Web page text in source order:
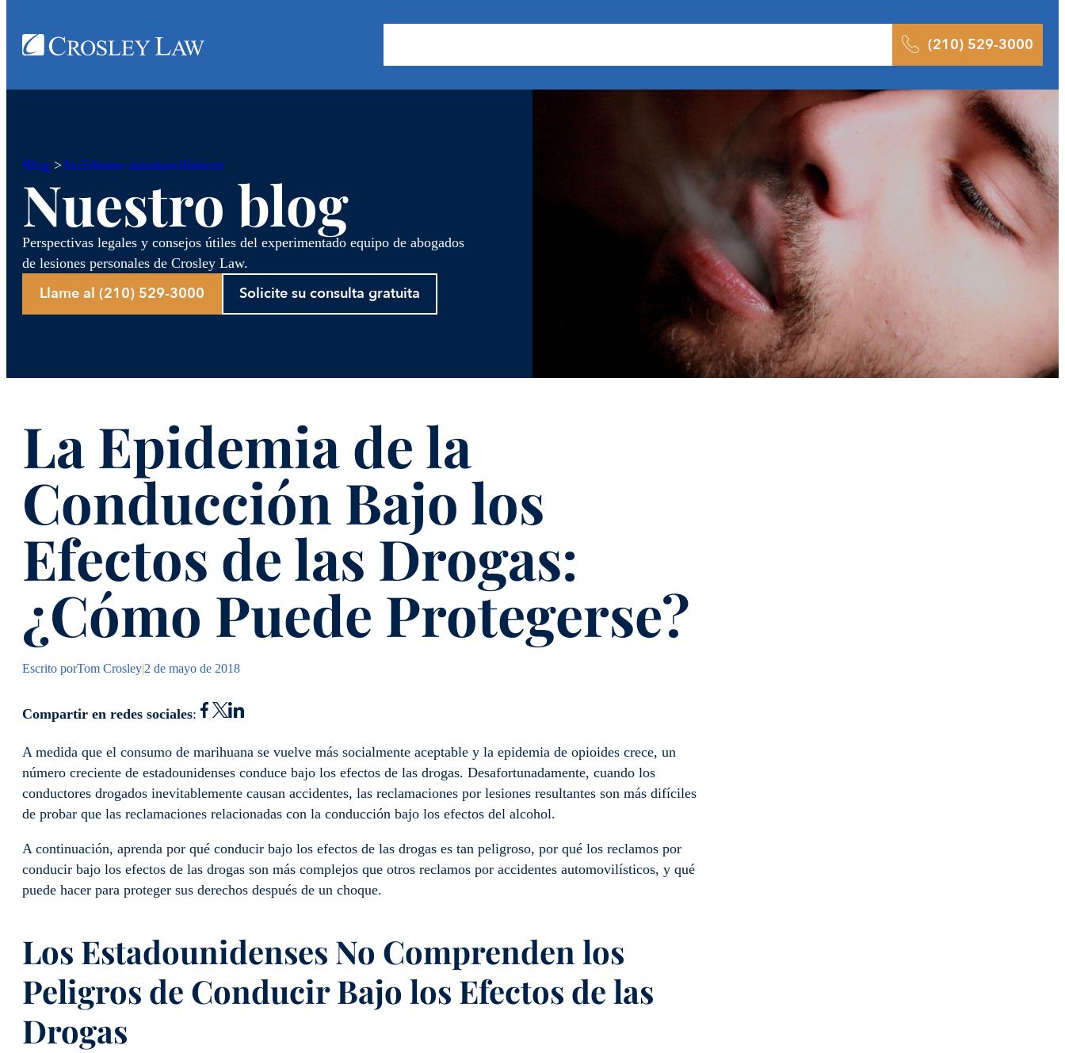
(210) 529-3000
Blog >Accidentes automovilísticos
Nuestro blog
Perspectivas legales y consejos útiles del experimentado equipo de abogados
de lesiones personales de Crosley Law.
Llame al (210) 529-3000 Solicite su consulta gratuita
La Epidemia de la
Conducción Bajo los
Efectos de las Drogas:
¿Cómo Puede Protegerse?
Escrito porTom Crosley|2 de mayo de 2018
Compartir en redes sociales:
A medida que el consumo de marihuana se vuelve más socialmente aceptable y la epidemia de opioides crece, un
número creciente de estadounidenses conduce bajo los efectos de las drogas. Desafortunadamente, cuando los
conductores drogados inevitablemente causan accidentes, las reclamaciones por lesiones resultantes son más difíciles
de probar que las reclamaciones relacionadas con la conducción bajo los efectos del alcohol.
A continuación, aprenda por qué conducir bajo los efectos de las drogas es tan peligroso, por qué los reclamos por
conducir bajo los efectos de las drogas son más complejos que otros reclamos por accidentes automovilísticos, y qué
puede hacer para proteger sus derechos después de un choque.
Los Estadounidenses No Comprenden los
Peligros de Conducir Bajo los Efectos de las
Drogas